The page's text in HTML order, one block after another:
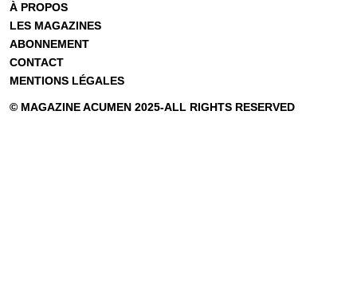
À PROPOS
LES MAGAZINES
ABONNEMENT
CONTACT
MENTIONS LÉGALES
© MAGAZINE ACUMEN 2025-ALL RIGHTS RESERVED